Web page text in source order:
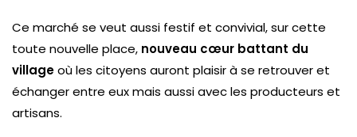
Ce marché se veut aussi festif et convivial, sur cette
toute nouvelle place, nouveau cœur battant du
villageoù les citoyens auront plaisir à se retrouver et
échanger entre eux mais aussi avec les producteurs et
artisans.